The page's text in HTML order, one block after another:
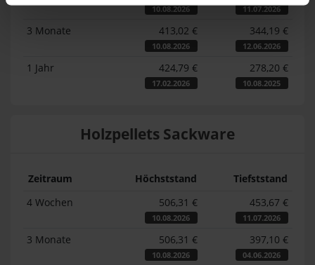
10.08.2026 11.07.2026
3 Monate 413,02 €
10.08.2026
344,19 €
12.06.2026
1 Jahr 424,79 €
17.02.2026
278,20 €
10.08.2025
Holzpellets Sackware
Zeitraum Höchststand
Tiefststand
4 Wochen
506,31 €
10.08.2026
453,67 €
11.07.2026
3 Monate 506,31 €
10.08.2026
397,10 €
04.06.2026